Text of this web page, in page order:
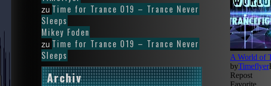
zu Time for Trance 019 – Trance Never
Sleeps
Mikey Foden
zu Time for Trance 019 – Trance Never
Sleeps
Archiv